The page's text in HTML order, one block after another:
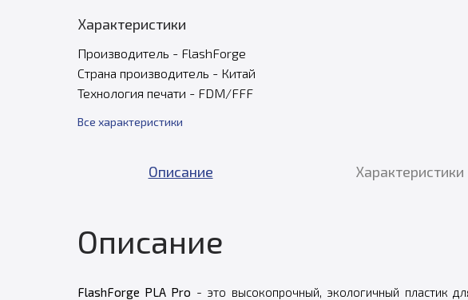
Характеристики
Производитель - FlashForge
Страна производитель - Китай
Технология печати - FDM/FFF
Все характеристики
Описание Характеристики
Описание
FlashForge PLA Pro - это высокопрочный, экологичный пластик